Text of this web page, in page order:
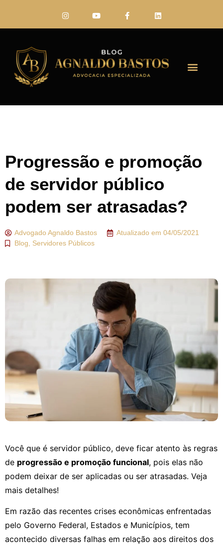
Progressão e promoção
de servidor público
podem ser atrasadas?
AdvogadoAgnaldo Bastos Atualizado em 04/05/2021
Blog, Servidores Públicos
Você que é servidor público, deve ficar atento às regras
de progressão e promoção funcional, pois elas não
podem deixar de ser aplicadas ou ser atrasadas. Veja
mais detalhes!
Em razão das recentes crises econômicas enfrentadas
pelo Governo Federal, Estados e Municípios, tem
acontecido diversas falhas em relação aos direitos dos